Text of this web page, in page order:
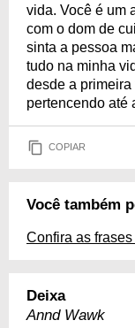
vida. Você é um
com o dom de
sinta a pessoa
tudo na minha
desde a
pertencendo até
COPIAR
Você também
Confira as
Deixa
Annd Wawk